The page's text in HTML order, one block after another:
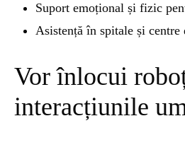
Suport emoțional și fizic
Asistență în spitale și centre
Vor înlocui
interacțiunile